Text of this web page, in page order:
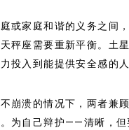
或家庭和谐的义务之间
秤座需要重新平衡。土
投入到能提供安全感的人
崩溃的情况下，两者兼
为自己辩护——清晰，但